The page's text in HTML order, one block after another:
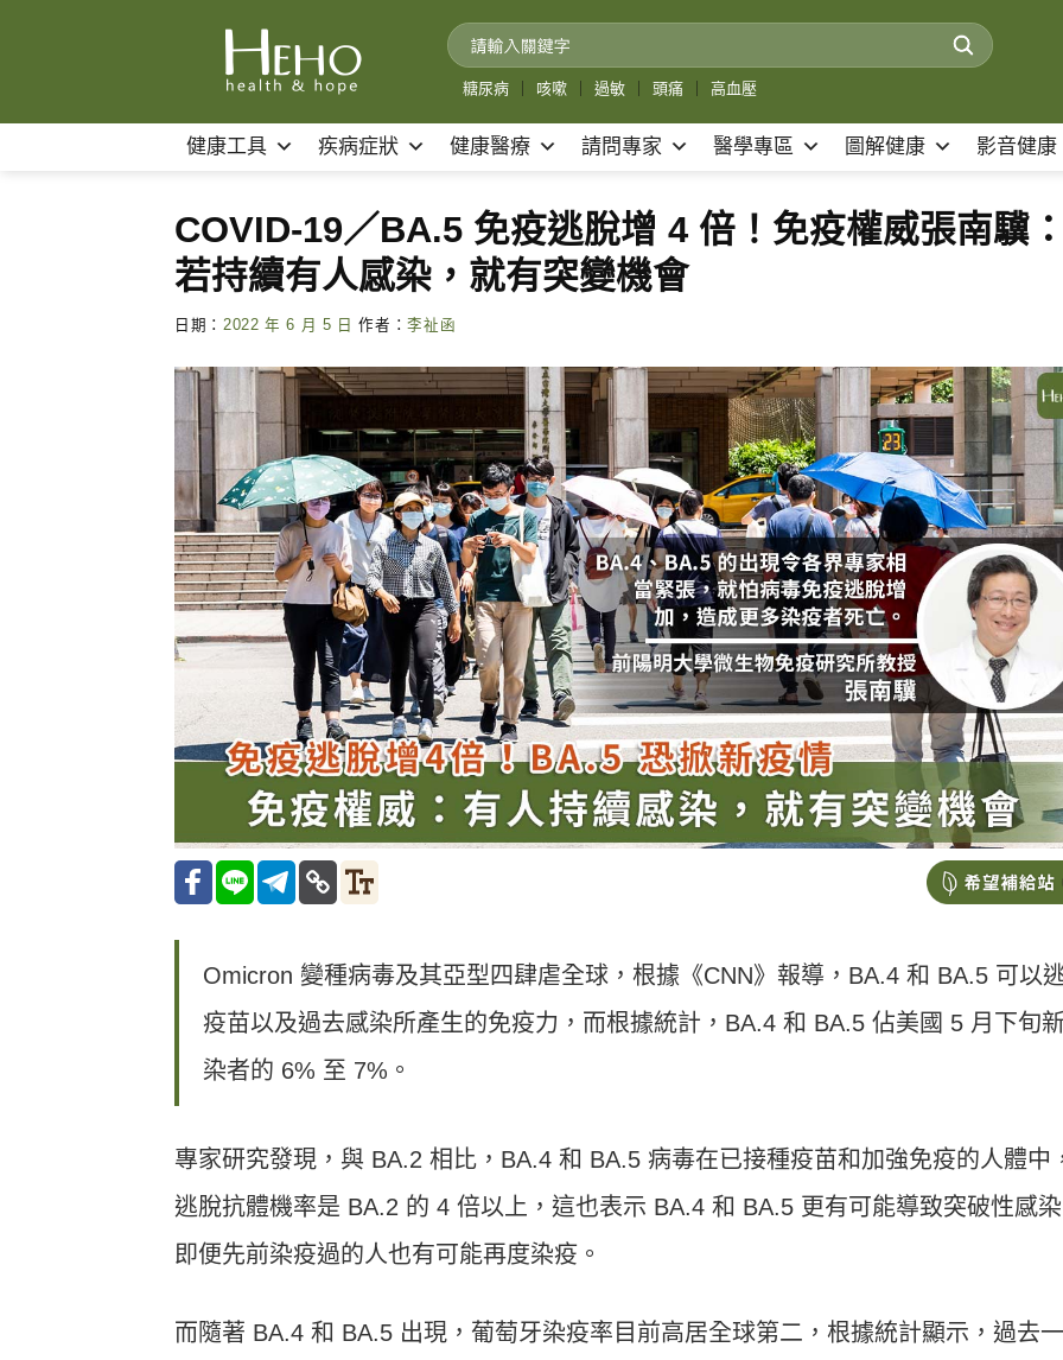
糖尿病 咳嗽 過敏 頭痛 高血壓
健康工具 疾病症狀 健康醫療 請問專家 醫學專區 圖解健康 影音健康
COVID-19／BA.5 免疫逃脫增 4 倍！免疫權威張南驥
若持續有人感染，就有突變機會
日期： 2022 年 6 月 5 日 作者：李祉函
Omicron 變種病毒及其亞型四肆虐全球，根據《CNN》報導，BA.4 和 BA.5 可以
疫苗以及過去感染所產生的免疫力，而根據統計，BA.4 和 BA.5 佔美國 5 月下旬
染者的 6% 至 7%。
專家研究發現，與 BA.2 相比，BA.4 和 BA.5 病毒在已接種疫苗和加強免疫的人體中
逃脫抗體機率是 BA.2 的 4 倍以上，這也表示 BA.4 和 BA.5 更有可能導致突破性感
即便先前染疫過的人也有可能再度染疫。
而隨著 BA.4 和 BA.5 出現，葡萄牙染疫率目前高居全球第二，根據統計顯示，過去